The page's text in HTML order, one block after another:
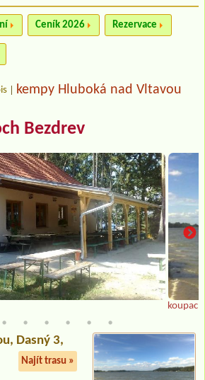
Ceník 2026 Rezervace
kempy Hluboká nad Vltavou
Bezdrev
koupací
, Dasný 3,
Najít trasu »